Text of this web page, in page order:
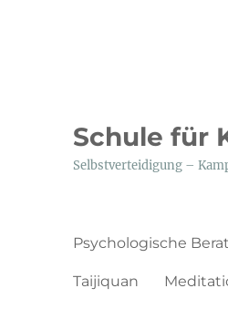
Schule für
Selbstverteidigung –
Psychologische
Taijiquan